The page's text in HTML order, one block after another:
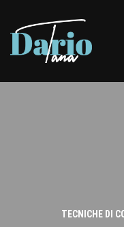
TECNICHE DI